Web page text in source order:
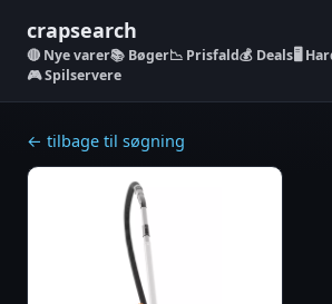
crapsearch
Nye varer📚 Bøger📉 Prisfald💰 Deals🖥️
🎮 Spilservere
← tilbage til søgning